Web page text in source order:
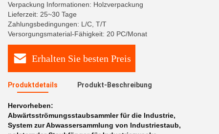
Verpackung Informationen: Holzverpackung
Lieferzeit: 25~30 Tage
Zahlungsbedingungen: L/C, T/T
Versorgungsmaterial-Fähigkeit: 20 PC/Monat
Erhalten Sie besten Preis
Produktdetails Produkt-Beschreibung
Hervorheben:
Abwärtsströmungsstaubsammler für die Industrie,
System zur Abwassersammlung von Industriestaub,